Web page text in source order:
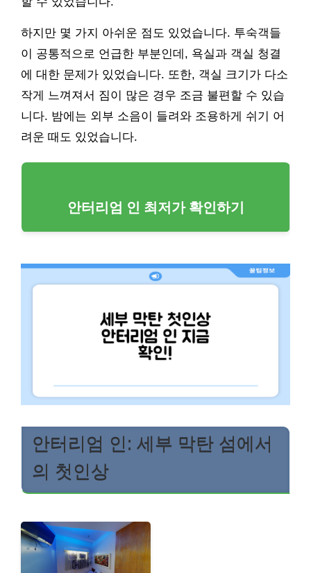
하지만 몇 가지 아쉬운 점도 있었습니다. 투숙객들
이 공통적으로 언급한 부분인데, 욕실과 객실 청결
에 대한 문제가 있었습니다. 또한, 객실 크기가 다소
작게 느껴져서 짐이 많은 경우 조금 불편할 수 있습
니다. 밤에는 외부 소음이 들려와 조용하게 쉬기 어
려운 때도 있었습니다.
안터리엄 인 최저가 확인하기
안터리엄 인: 세부 막탄 섬에서
의 첫인상